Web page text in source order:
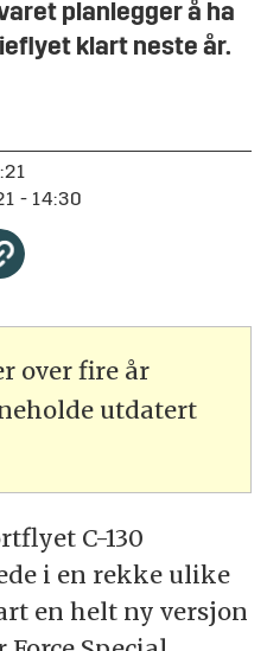
planlegger å ha
klart neste år.
- 14:30
over fire år
utdatert
C-130
i en rekke ulike
en helt ny versjon